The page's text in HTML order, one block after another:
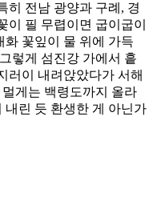
히 전남 광양과 구례, 경
이 필 무렵이면 굽이굽이
꽃잎이 물 위에 가득
렇게 섬진강 가에서 흩
러이 내려앉았다가 서해
게는 백령도까지 올라
내린 듯 환생한 게 아닌가